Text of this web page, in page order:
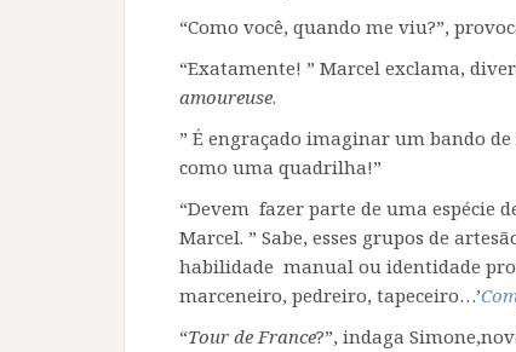
“Como você, quando me viu?”,
“Exatamente! ” Marcel exclama,
amoureuse.
” É engraçado imaginar um bando
como uma quadrilha!”
“Devem fazer parte de uma espécie
Marcel. ” Sabe, esses grupos de
habilidade manual ou identidade
marceneiro, pedreiro, tapeceiro…’
“Tour de France?”, indaga